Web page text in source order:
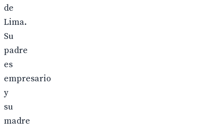
de
Lima.
Su
padre
es
empresario
y
su
madre